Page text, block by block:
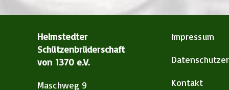
Helmstedter
Schützenbrüderschaft
von 1370 e.V.
Maschweg 9
Impressum
Kontakt